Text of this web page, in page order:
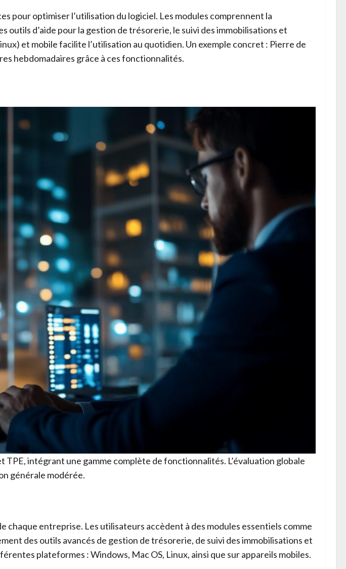
pour optimiser l’utilisation du logiciel. Les modules comprennent la
d’aide pour la gestion de trésorerie, le suivi des immobilisations et
et mobile facilite l’utilisation au quotidien. Un exemple concret : Pierre de
hebdomadaires grâce à ces fonctionnalités.
intégrant une gamme complète de fonctionnalités. L’évaluation globale
générale modérée.
entreprise. Les utilisateurs accèdent à des modules essentiels comme
des outils avancés de gestion de trésorerie, de suivi des immobilisations et
plateformes : Windows, Mac OS, Linux, ainsi que sur appareils mobiles.